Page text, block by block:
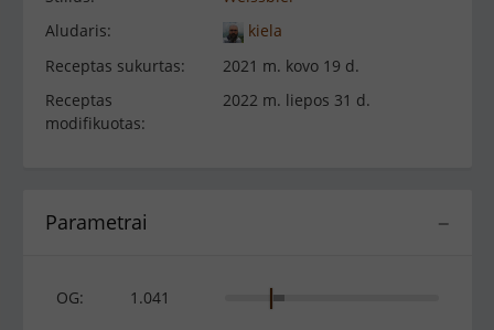
Aludaris:
kiela
Receptas sukurtas:
2021 m. kovo 19 d.
Receptas
modifikuotas:
2022 m. liepos 31 d.
−
Parametrai
OG: 1.041